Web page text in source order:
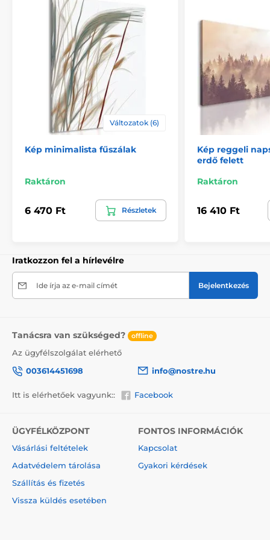
megerősítésére.
Biztonságos csomagolás
Fontos számunkra, hogy a műhelyünkből származó
kép biztonságosan házhoz kerüljön. Ezért alapos
minőségellenőrzés után vastag
túlmenően, hogy figyelmeztesse a szállítót a törékeny
termékre, ne felejtsük el a törékeny árukra vonatkozó
információkat elhelyezni a dobozon, ami csökkenti a
szállítás során bekövetkező sérülések mértékét.
Kiváló minőségű vászon, melynek súlya 370 g/m
biztosítják a színtelítettséget (12-16 menet, tinta
találhatók).
5V-os kartondobozba csomagolva.
Változatok (6)
Kép minimalista fűszálak
Raktáron
6 470 Ft Részletek
Kép reggeli
erdő felett
Raktáron
16 410 Ft
Iratkozzon fel a hírlevélre
Ide írja az e-mail címét Bejelentkezés
Tanácsra van szükséged? offline
Az ügyfélszolgálat elérhető
003614451698
info@nostre.hu
Itt is elérhetőek vagyunk:: Facebook
ÜGYFÉLKÖZPONT
Vásárlási feltételek
Adatvédelem tárolása
Szállítás és fizetés
Vissza küldés esetében
FONTOS INFORMÁCIÓK
Kapcsolat
Gyakori kérdések